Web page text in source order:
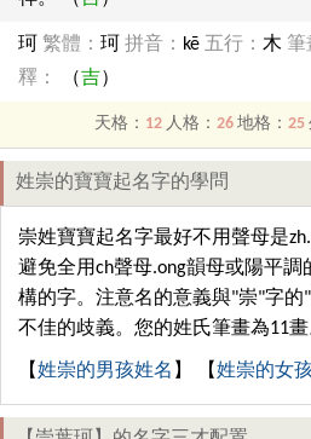
珂 繁體： 珂 拼音： kē 五行： 木 筆
釋：
（吉）
天格： 12 人格： 26 地格： 25
姓崇的寶寶起名字的學問
崇姓寶寶起名字最好不用聲母是
避免全用ch聲母.ong韻母或陽平
構的字。注意名的意義與"崇"字
不佳的歧義。您的姓氏筆畫為11畫
【姓崇的男孩姓名 】 【姓崇的女